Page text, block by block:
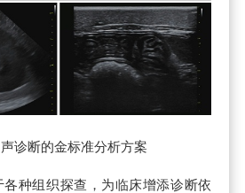
诊断的金标准分析方案
种组织探查，为临床增添诊断依